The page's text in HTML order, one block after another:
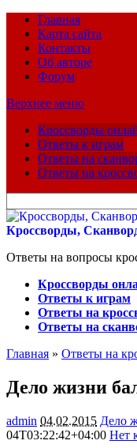
Главная
Карта сайта
Контакты
Об авторе
Форум
Верхнее меню
Кроссворды
Ответы к играм
Ответы на
Ответы на
для:
Кроссворды,
Ответы на вопросы
Кроссворды
Ответы к играм
Ответы на
Ответы на
Главная » Ответы на
Дело жизни
admin 04.02.2015 Дело
04T03:22:42+04:00 Нет